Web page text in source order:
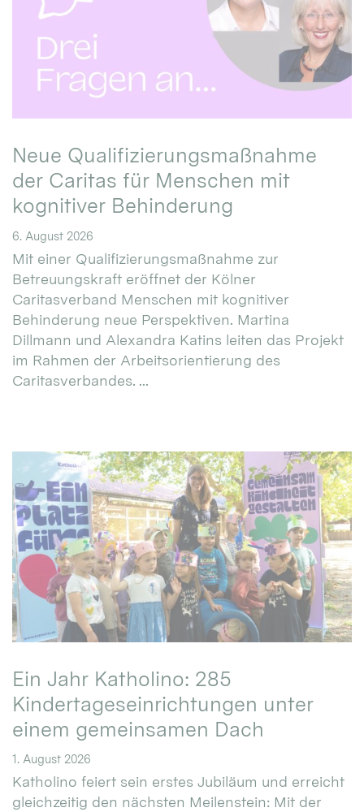
Neue Qualifizierungsmaßnahme
der Caritas für Menschen mit
kognitiver Behinderung
6. August 2026
Mit einer Qualifizierungsmaßnahme zur
Betreuungskraft eröffnet der Kölner
Caritasverband Menschen mit kognitiver
Behinderung neue Perspektiven. Martina
Dillmann und Alexandra Katins leiten das Projekt
im Rahmen der Arbeitsorientierung des
Caritasverbandes. ...
Ein Jahr Katholino: 285
Kindertageseinrichtungen unter
einem gemeinsamen Dach
1. August 2026
Katholino feiert sein erstes Jubiläum und erreicht
gleichzeitig den nächsten Meilenstein: Mit der